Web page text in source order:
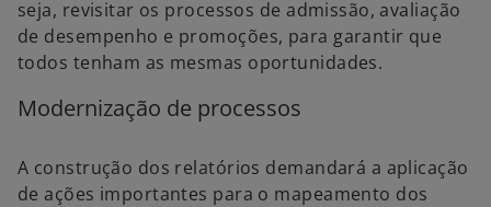
seja, revisitar os processos de admissão, avaliação
de desempenho e promoções, para garantir que
todos tenham as mesmas oportunidades.
Modernização de processos
A construção dos relatórios demandará a aplicação
de ações importantes para o mapeamento dos